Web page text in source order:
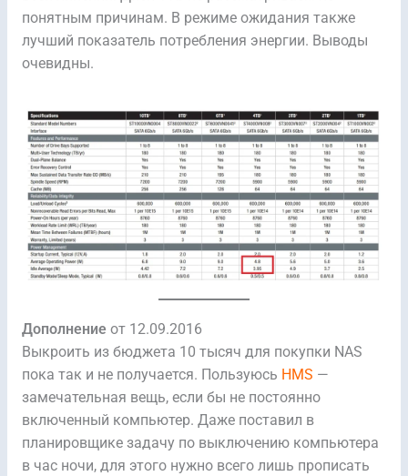
понятным причинам. В режиме ожидания также
лучший показатель потребления энергии. Выводы
очевидны.
Дополнение от 12.09.2016
Выкроить из бюджета 10 тысяч для покупки NAS
пока так и не получается. Пользуюсь HMS —
замечательная вещь, если бы не постоянно
включенный компьютер. Даже поставил в
планировщике задачу по выключению компьютера
в час ночи, для этого нужно всего лишь прописать